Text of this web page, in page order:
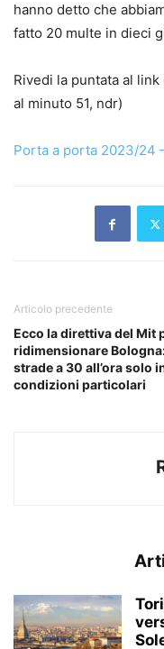
hanno detto che
fatto 20 multe in dieci
Rivedi la puntata al
al minuto 51, ndr)
Porta a porta 2023/24
Articolo precedente
Ecco la direttiva del Mit
ridimensionare
strade a 30 all’ora solo
condizioni particolari